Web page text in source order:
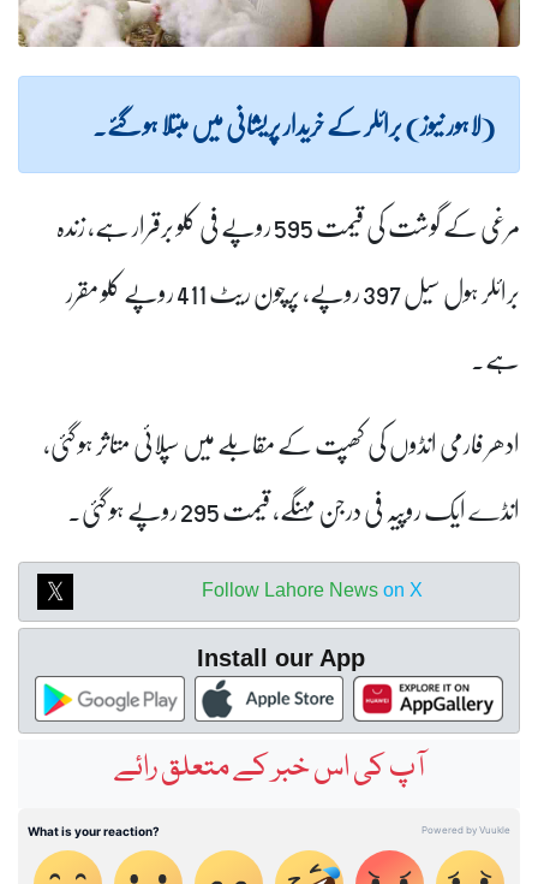
(لاہور نیوز) برائلر کے خریدار پریشانی میں مبتلا ہو گئے۔
مرغی کے گوشت کی قیمت 595 روپے فی کلو برقرار ہے، زندہ
برائلر ہول سیل 397 روپے، پرچون ریٹ 411 روپے کلو مقرر
ہے۔
ادھر فارمی انڈوں کی کھپت کے مقابلے میں سپلائی متاثر ہو گئی،
انڈے ایک روپیہ فی درجن مہنگے، قیمت 295 روپے ہو گئی۔
Follow Lahore News on X
Install our App
آپ کی اس خبر کے متعلق رائے